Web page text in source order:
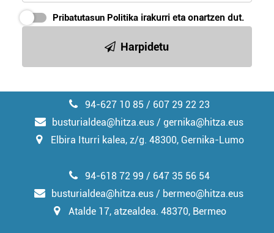
erabiltzeko baimen esplizitua ematen diguzu.Gehiago
irakurri
Pribatutasun Politika irakurri eta onartzen dut.
Harpidetu
94-627 10 85 / 607 29 22 23
busturialdea@hitza.eus / gernika@hitza.eus
Elbira Iturri kalea, z/g. 48300, Gernika-Lumo
94-618 72 99 / 647 35 56 54
busturialdea@hitza.eus / bermeo@hitza.eus
Atalde 17, atzealdea. 48370, Bermeo